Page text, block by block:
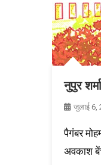
नुपुर
जुलाई 6,
पैगंबर
अवकाश